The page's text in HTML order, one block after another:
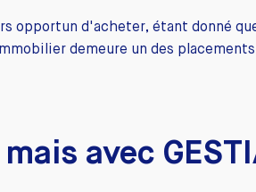
opportun d'acheter, étant donné
demeure un des placements
avec